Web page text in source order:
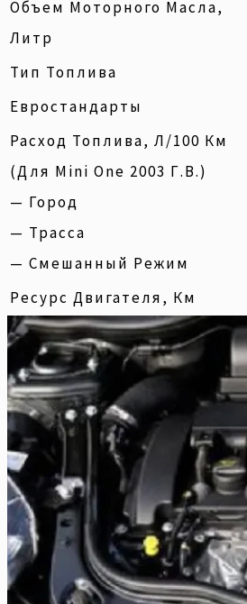
Объем Моторного Масла,
Литр
Тип Топлива
Евростандарты
Расход Топлива, Л/100 Км
(для Mini One 2003 Г.в.)
— Город
— Трасса
— Смешанный Режим
Ресурс Двигателя, Км